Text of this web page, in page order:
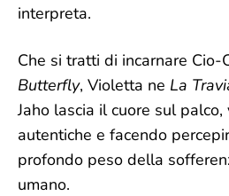
interpreta.
Che si tratti di incarnare Cio-
Butterfly, Violetta ne La
Jaho lascia il cuore sul
autentiche e facendo
profondo peso della
umano.